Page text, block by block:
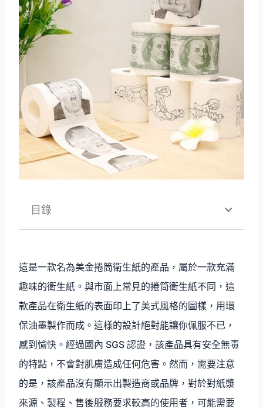
目錄
這是一款名為美金捲筒衛生紙的產品，屬於一款充滿
趣味的衛生紙。與市面上常見的捲筒衛生紙不同，這
款產品在衛生紙的表面印上了美式風格的圖樣，用環
保油墨製作而成。這樣的設計絕對能讓你佩服不已，
感到愉快。經過國內 SGS 認證，該產品具有安全無毒
的特點，不會對肌膚造成任何危害。然而，需要注意
的是，該產品沒有顯示出製造商或品牌，對於對紙漿
來源、製程、售後服務要求較高的使用者，可能需要